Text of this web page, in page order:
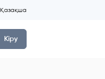
Қазақша
Кіру